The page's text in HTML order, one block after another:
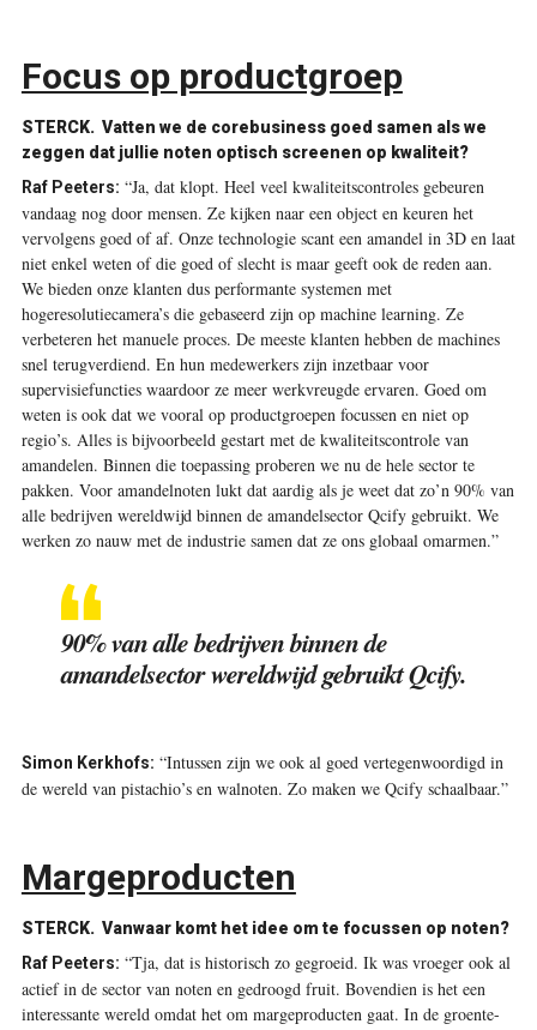
Focus op productgroep
STERCK. Vatten we de corebusiness goed samen als we
zeggen dat jullie noten optisch screenen op kwaliteit?
Raf Peeters: “Ja, dat klopt. Heel veel kwaliteitscontroles gebeuren
vandaag nog door mensen. Ze kijken naar een object en keuren het
vervolgens goed of af. Onze technologie scant een amandel in 3D en laat
niet enkel weten of die goed of slecht is maar geeft ook de reden aan.
We bieden onze klanten dus performante systemen met
hogeresolutiecamera’s die gebaseerd zijn op machine learning. Ze
verbeteren het manuele proces. De meeste klanten hebben de machines
snel terugverdiend. En hun medewerkers zijn inzetbaar voor
supervisiefuncties waardoor ze meer werkvreugde ervaren. Goed om
weten is ook dat we vooral op productgroepen focussen en niet op
regio’s. Alles is bijvoorbeeld gestart met de kwaliteitscontrole van
amandelen. Binnen die toepassing proberen we nu de hele sector te
pakken. Voor amandelnoten lukt dat aardig als je weet dat zo’n 90% van
alle bedrijven wereldwijd binnen de amandelsector Qcify gebruikt. We
werken zo nauw met de industrie samen dat ze ons globaal omarmen.”
90% van alle bedrijven binnen de
amandelsector wereldwijd gebruikt Qcify.
Simon Kerkhofs: “Intussen zijn we ook al goed vertegenwoordigd in
de wereld van pistachio’s en walnoten. Zo maken we Qcify schaalbaar.”
Margeproducten
STERCK. Vanwaar komt het idee om te focussen op noten?
Raf Peeters: “Tja, dat is historisch zo gegroeid. Ik was vroeger ook al
actief in de sector van noten en gedroogd fruit. Bovendien is het een
interessante wereld omdat het om margeproducten gaat. In de groente-